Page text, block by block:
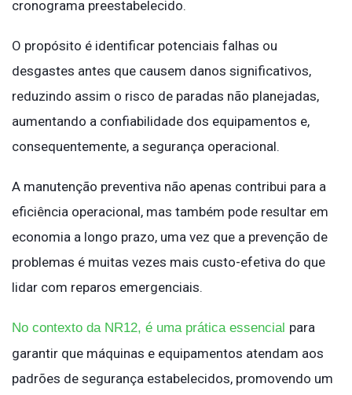
cronograma preestabelecido.
O propósito é identificar potenciais falhas ou
desgastes antes que causem danos significativos,
reduzindo assim o risco de paradas não planejadas,
aumentando a confiabilidade dos equipamentos e,
consequentemente, a segurança operacional.
A manutenção preventiva não apenas contribui para a
eficiência operacional, mas também pode resultar em
economia a longo prazo, uma vez que a prevenção de
problemas é muitas vezes mais custo-efetiva do que
lidar com reparos emergenciais.
No contexto da NR12, é uma prática essencial para
garantir que máquinas e equipamentos atendam aos
padrões de segurança estabelecidos, promovendo um